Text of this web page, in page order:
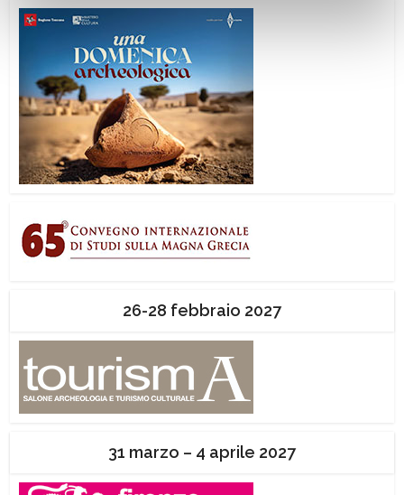
26-28 febbraio 2027
31 marzo – 4 aprile 2027